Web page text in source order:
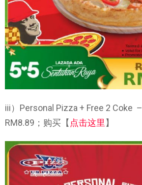
iii）Personal Pizza + Free 2 Coke –
RM8.89；购买【点击这里】